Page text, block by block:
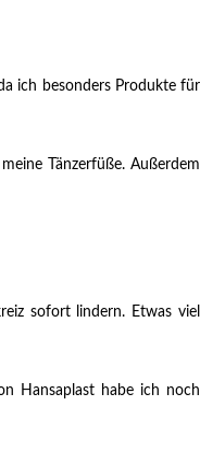
ich besonders Produkte für
Tänzerfüße. Außerdem
sofort lindern. Etwas viel
Hansaplast habe ich noch